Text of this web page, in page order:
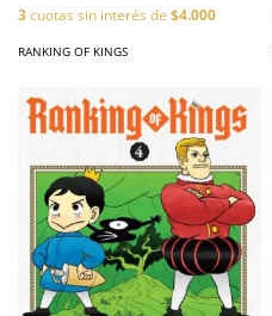
3cuotas sin interés de $4.000
RANKING OF KINGS